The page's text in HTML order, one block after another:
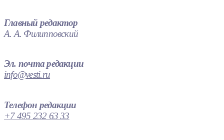
Главный редактор
А. А. Филипповский
Эл. почта редакции
info@vesti.ru
Телефон редакции
+7 495 232 63 33